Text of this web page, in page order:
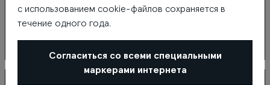
Multicook
с использованием cookie-файлов сохраняется в
течение одного года.
Согласиться со всеми специальными
маркерами интернета